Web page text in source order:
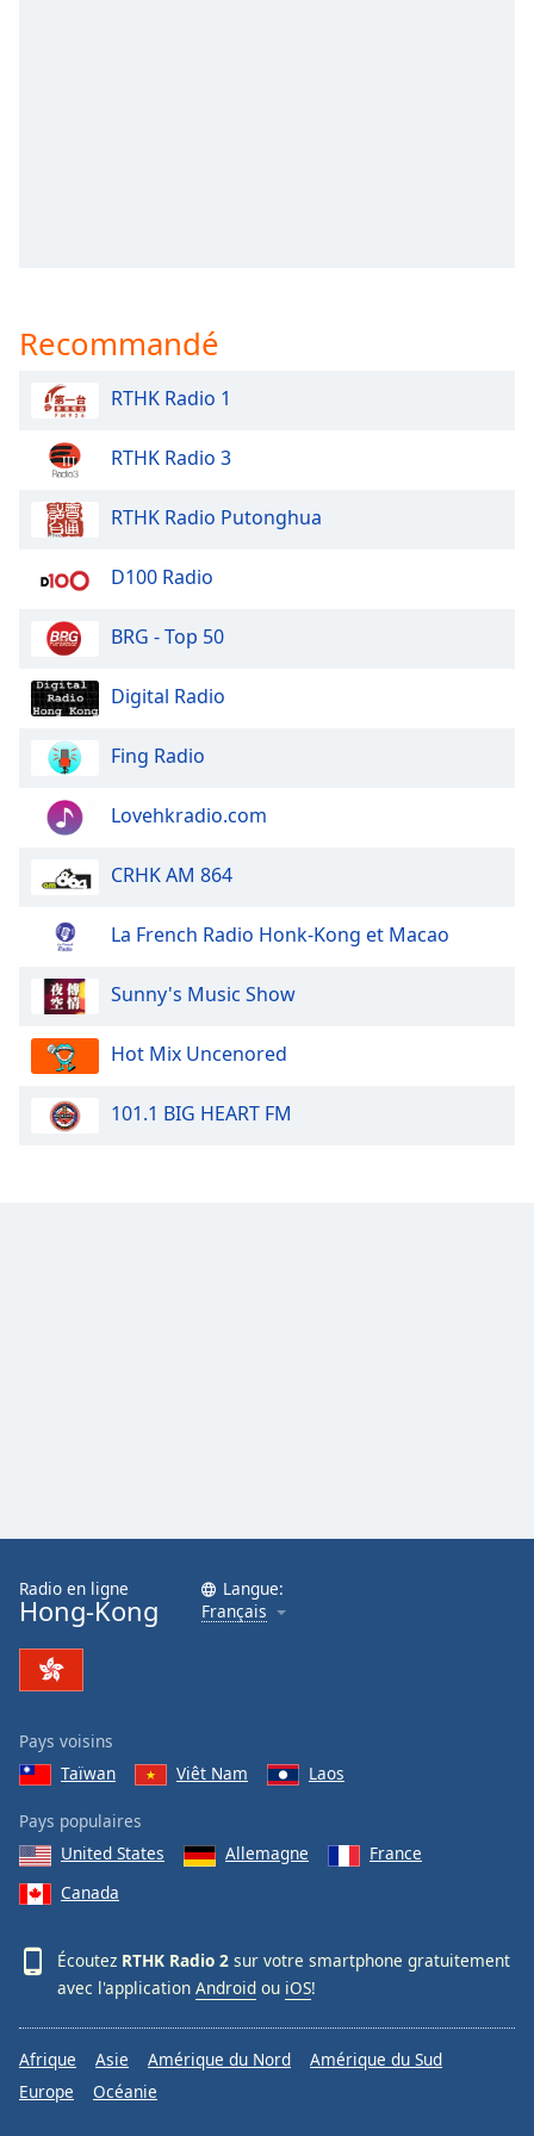
This
modal
window.
window.
cancel
and
close
window.
Background
Opacity
Font
Family
Close
Modal
Dialog
End
dialog
window.
Recommandé
RTHK Radio 1
RTHK Radio 3
RTHK Radio Putonghua
D100 Radio
BRG - Top 50
Digital Radio
Fing Radio
Lovehkradio.com
CRHK AM 864
La French Radio Honk-Kong et Macao
Sunny's Music Show
Hot Mix Uncenored
101.1 BIG HEART FM
Radio en ligne
Hong-Kong
Langue:
Français
Pays voisins
Taïwan
Viêt Nam Laos
Pays populaires
United States
Allemagne
France
Canada
Écoutez RTHK Radio 2 sur votre smartphone gratuitement
avec l'application Android ou iOS!
Afrique Asie Amérique du Nord
Amérique du Sud
Europe
Océanie